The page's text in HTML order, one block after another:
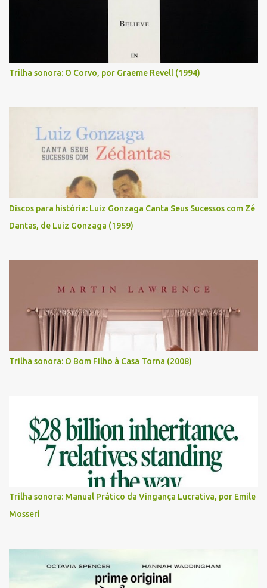
Trilha sonora: O Corvo, por Graeme Revell (1994)
Discos para história: Luiz Gonzaga Canta Seus Sucessos com Zé
Dantas, de Luiz Gonzaga (1959)
Trilha sonora: O Bom Filho à Casa Torna (2008)
Trilha sonora: Manual Prático da Vingança Lucrativa, por Emile
Mosseri